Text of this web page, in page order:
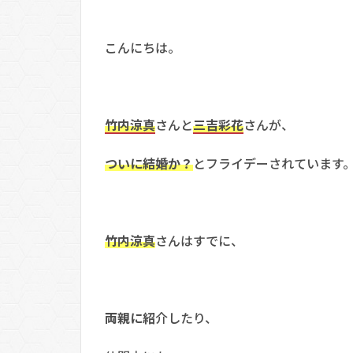
こんにちは。
竹内涼真さんと三吉彩花さんが、
ついに結婚か？とフライデーされています
竹内涼真さんはすでに、
両親に紹介したり、